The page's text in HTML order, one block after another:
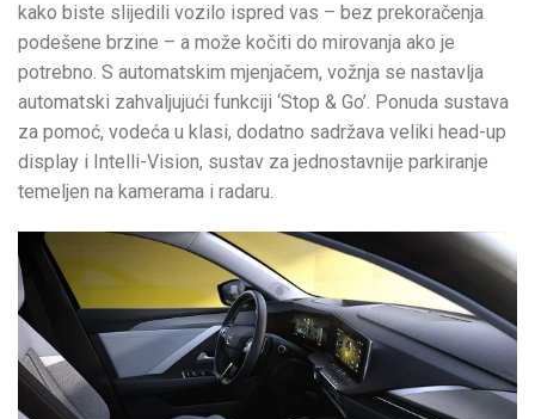
kako biste slijedili vozilo ispred vas – bez prekoračenja
podešene brzine – a može kočiti do mirovanja ako je
potrebno. S automatskim mjenjačem, vožnja se nastavlja
automatski zahvaljujući funkciji ‘Stop & Go’. Ponuda sustava
za pomoć, vodeća u klasi, dodatno sadržava veliki head-up
display i Intelli-Vision, sustav za jednostavnije parkiranje
temeljen na kamerama i radaru.